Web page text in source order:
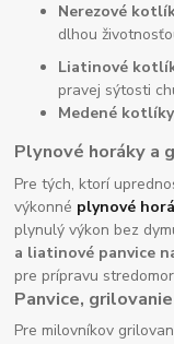
Nerezové
dlhou
Liatinové
pravej sýtosti
Medené
Plynové horáky a
Pre tých, ktorí
výkonné plynové
plynulý výkon bez
a liatinové panvice
pre prípravu
Panvice,
Pre milovníkov